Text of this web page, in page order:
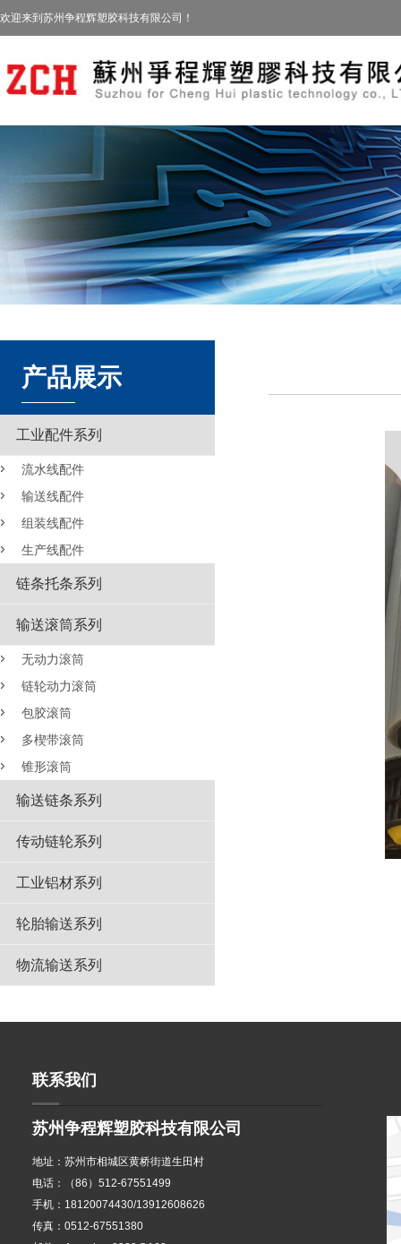
欢迎来到苏州争程辉塑胶科技有限公司！
产品展示
工业配件系列
流水线配件
输送线配件
组装线配件
生产线配件
链条托条系列
输送滚筒系列
无动力滚筒
链轮动力滚筒
包胶滚筒
多楔带滚筒
锥形滚筒
输送链条系列
传动链轮系列
工业铝材系列
轮胎输送系列
物流输送系列
联系我们
苏州争程辉塑胶科技有限公司
地址：苏州市相城区黄桥街道生田村
电话：（86）512-67551499
手机：18120074430/13912608626
传真：0512-67551380